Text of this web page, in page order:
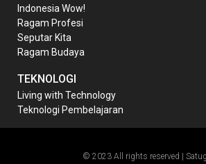
Indonesia Wow!
Ragam Profesi
Seputar Kita
Ragam Budaya
TEKNOLOGI
Living with Technology
Teknologi Pembelajaran
© 2023 All rights reserved |